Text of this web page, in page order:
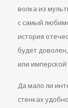
волка из
с самый
история
будет
или
Да мало ли
стенках